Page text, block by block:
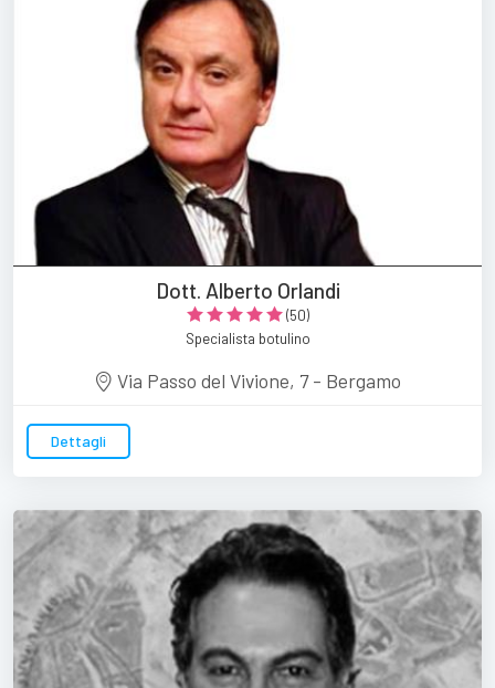
Dott. Alberto Orlandi
(50)
Specialista botulino
Via Passo del Vivione, 7 - Bergamo
Dettagli